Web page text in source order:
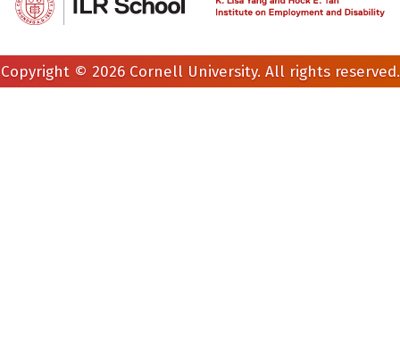
Copyright © 2026 Cornell University. All rights reserved.